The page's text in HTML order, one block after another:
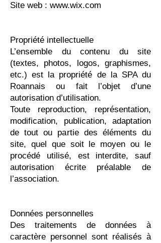
Site web : www.wix.com
Propriété intellectuelle
L’ensemble du contenu du site
(textes, photos, logos, graphismes,
etc.) est la propriété de la SPA du
Roannais ou fait l’objet d’une
autorisation d’utilisation.
Toute reproduction, représentation,
modification, publication, adaptation
de tout ou partie des éléments du
site, quel que soit le moyen ou le
procédé utilisé, est interdite, sauf
autorisation écrite préalable de
l’association.
Données personnelles
Des traitements de données à
caractère personnel sont réalisés à